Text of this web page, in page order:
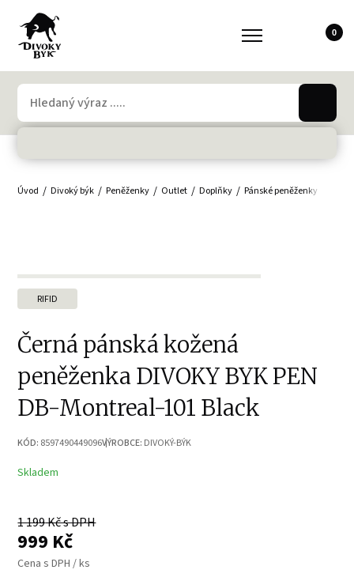
0
Úvod Divoký býk Peněženky Outlet Doplňky Pánské peněženky
RIFID
Černá pánská kožená
peněženka DIVOKY BYK PEN
DB-Montreal-101 Black
KÓD: 8597490449096VÝROBCE: DIVOKÝ-BÝK
Skladem
1 199Kč s DPH
999 Kč
Cena s DPH / ks